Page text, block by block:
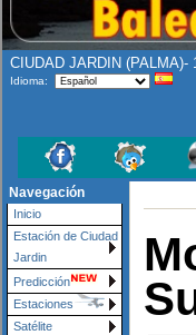
CIUDAD JARDIN (PALMA)-
Idioma:
Navegación
Inicio
Estación de Ciudad
Jardin
Predicción
Estaciones
Satélite